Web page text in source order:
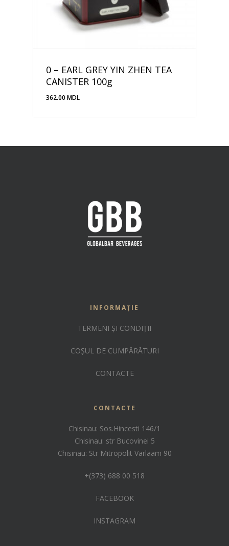
0 – EARL GREY YIN ZHEN TEA
CANISTER 100g
362.00 MDL
INFORMAȚIE
TERMENI ȘI CONDIȚII
COȘUL DE CUMPĂRĂTURI
CONTACTE
CONTACTE
Chisinau: Sos.Hincesti 146/1
Chisinau: str Bucovinei 5
Chisinau: Str Mitropolit Varlaam 90
+(373) 688 00 518
FACEBOOK
INSTAGRAM